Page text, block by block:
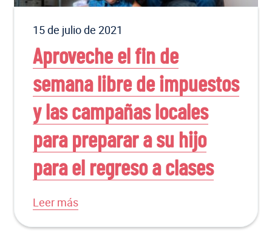
15 de julio de 2021
Aproveche el fin de
semana libre de impuestos
y las campañas locales
para preparar a su hijo
para el regreso a clases
Leer más